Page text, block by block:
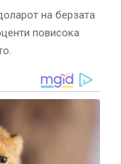
на берзата
повисока